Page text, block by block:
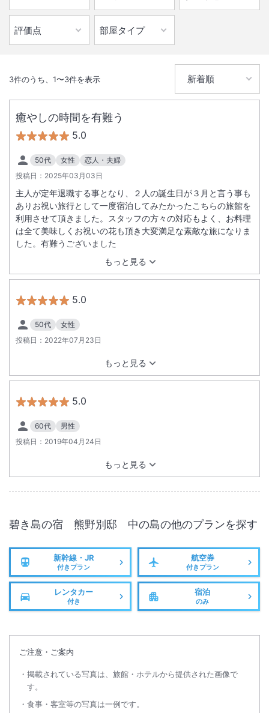
3件のうち、 1〜3件を表示
癒やしの時間を有難う
5.0
50代 女性
恋人・夫婦
投稿日： 2025年03月03日
もっと見る
主人が定年退職する事となり、２人の誕生日が３月と言う事も
ありお祝い旅行として一度宿泊してみたかったこちらの旅館を
利用させて頂きました。スタッフの方々の対応もよく、お料理
は全て美味しくお祝いの花も頂き大変満足な素敵な旅になりま
した。有難うございました
5.0
50代
女性
投稿日： 2022年07月23日
もっと見る
5.0
60代
男性
投稿日： 2019年04月24日
もっと見る
碧き島の宿 熊野別邸 中の島の他のプランを探す
新幹線・JR
付きプラン
航空券
付きプラン
レンタカー
付き
宿泊
のみ
ご注意・ご案内
掲載されている写真は、旅館・ホテルから提供された画像で
す。
食事・客室等の写真は一例です。